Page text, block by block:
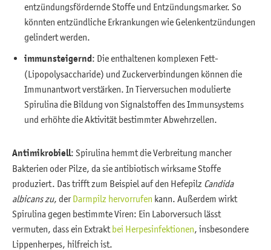
entzündungsfördernde Stoffe und Entzündungsmarker. So
könnten entzündliche Erkrankungen wie Gelenkentzündungen
gelindert werden.
immunsteigernd: Die enthaltenen komplexen Fett-
(Lipopolysaccharide) und Zuckerverbindungen können die
Immunantwort verstärken. In Tierversuchen modulierte
Spirulina die Bildung von Signalstoffen des Immunsystems
und erhöhte die Aktivität bestimmter Abwehrzellen.
Antimikrobiell: Spirulina hemmt die Verbreitung mancher
Bakterien oder Pilze, da sie antibiotisch wirksame Stoffe
produziert. Das trifft zum Beispiel auf den Hefepilz Candida
albicans zu, derDarmpilz hervorrufen kann. Außerdem wirkt
Spirulina gegen bestimmte Viren: Ein Laborversuch lässt
vermuten, dass ein Extrakt bei Herpesinfektionen , insbesondere
Lippenherpes, hilfreich ist.